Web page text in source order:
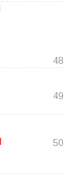
48
49
50